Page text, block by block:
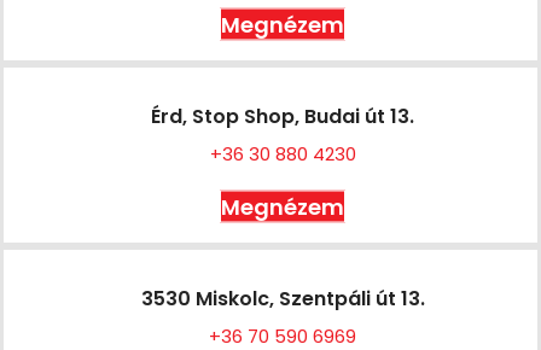
Megnézem
Érd, Stop Shop, Budai út 13.
+36 30 880 4230
Megnézem
3530 Miskolc, Szentpáli út 13.
+36 70 590 6969